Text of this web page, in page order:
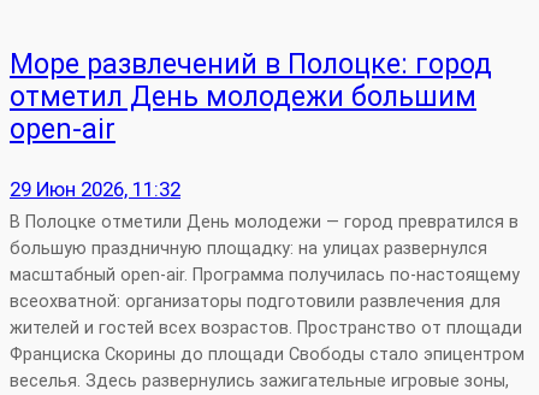
Море развлечений в Полоцке: город
отметил День молодежи большим
open‑air
29 Июн 2026, 11:32
В Полоцке отметили День молодежи — город превратился в
большую праздничную площадку: на улицах развернулся
масштабный open‑air. Программа получилась по-настоящему
всеохватной: организаторы подготовили развлечения для
жителей и гостей всех возрастов. Пространство от площади
Франциска Скорины до площади Свободы стало эпицентром
веселья. Здесь развернулись зажигательные игровые зоны,